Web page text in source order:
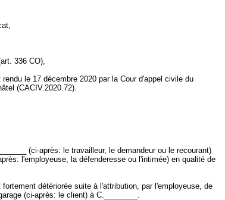
art. 336 CO),
le 17 décembre 2020 par la Cour d'appel civile du
(CACIV.2020.72).
(ci-après: le travailleur, le demandeur ou le recourant)
l'employeuse, la défenderesse ou l'intimée) en qualité de
détériorée suite à l'attribution, par l'employeuse, de
(ci-après: le client) à C.________.